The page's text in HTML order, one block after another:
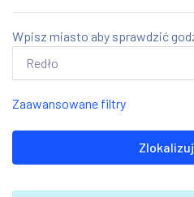
Wpisz miasto aby sprawdzić
Zaawansowane filtry